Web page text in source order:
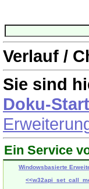
Verlauf /
Sie sind
Doku-
Ein Service
Windowsbasierte
<<